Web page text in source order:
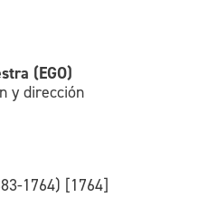
(EGO)
y dirección
1764) [1764]